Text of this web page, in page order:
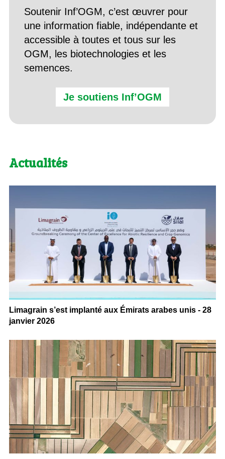
Soutenir Inf’OGM, c’est œuvrer pour
une information fiable, indépendante et
accessible à toutes et tous sur les
OGM, les biotechnologies et les
semences.
Je soutiens Inf’OGM
Actualités
Limagrain s’est implanté aux Émirats arabes unis - 28
janvier 2026